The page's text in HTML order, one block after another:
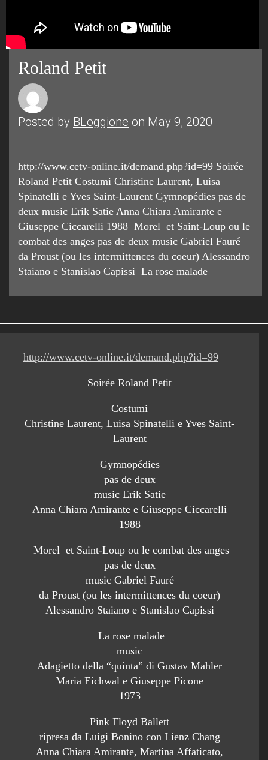
Roland Petit
Posted by BLoggione on May 9, 2020
http://www.cetv-online.it/demand.php?id=99 Soirée
Roland Petit Costumi Christine Laurent, Luisa
Spinatelli e Yves Saint-Laurent Gymnopédies pas de
deux music Erik Satie Anna Chiara Amirante e
Giuseppe Ciccarelli 1988 Morel et Saint-Loup ou le
combat des anges pas de deux music Gabriel Fauré
da Proust (ou les intermittences du coeur) Alessandro
Staiano e Stanislao Capissi La rose malade
http://www.cetv-online.it/demand.php?id=99
Soirée Roland Petit
Costumi
Christine Laurent, Luisa Spinatelli e Yves Saint-
Laurent
Gymnopédies
pas de deux
music Erik Satie
Anna Chiara Amirante e Giuseppe Ciccarelli
1988
Morel et Saint-Loup ou le combat des anges
pas de deux
music Gabriel Fauré
da Proust (ou les intermittences du coeur)
Alessandro Staiano e Stanislao Capissi
La rose malade
music
Adagietto della “quinta” di Gustav Mahler
Maria Eichwal e Giuseppe Picone
1973
Pink Floyd Ballett
ripresa da Luigi Bonino con Lienz Chang
Anna Chiara Amirante, Martina Affaticato,